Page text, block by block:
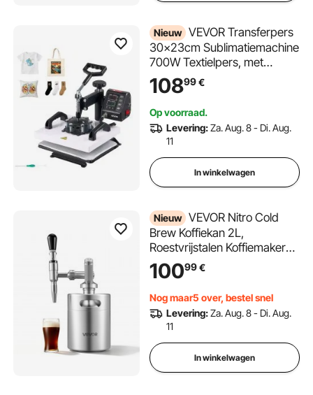
Nieuw VEVOR Transferpers
30x23cm Sublimatiemachine
700W Textielpers, met
zwenkarm Snelle en
gelijkmatige verwarming Tijd-
en temperatuurregeling T-
shirts Stoffen tassen
Kussenslopen Sokken
10899€
Op voorraad.
Levering:Za. Aug. 8 - Di. Aug.
11
In winkelwagen
Nieuw VEVOR Nitro Cold
Brew Koffiekan 2L,
Roestvrijstalen Koffiemaker
met Kraan, Koffiekan voor
Thuisgebruik, Draagbare
Koffiekan met Dispenser en
Overdrukventiel, Geschikt
voor Koffieliefhebbers
10099€
Nog maar5 over, bestel snel
Levering:Za. Aug. 8 - Di. Aug.
11
In winkelwagen